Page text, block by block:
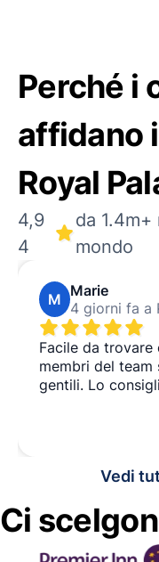
Perché i
affidano
Royal
4,9
4
da
mondo
M Marie
Facile da trovare
membri del team
gentili. Lo
Vedi
Ci